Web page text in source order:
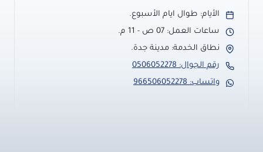
الأيام: طوال ايام الأسبوع.
ساعات العمل: 07 ص - 11 م.
نطاق الخدمة: مدينة جدة.
رقم الجوال: 0506052278
واتساب: 966506052278